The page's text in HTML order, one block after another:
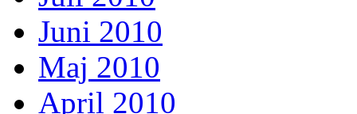
Juni 2010
Maj 2010
April 2010